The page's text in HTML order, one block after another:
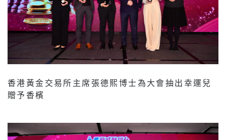
香港黃金交易所主席張德熙博士為大會抽出幸運兒
贈予香檳